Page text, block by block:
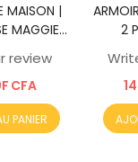
MAISON |
MAGGIE
review
CFA
PANIER
2